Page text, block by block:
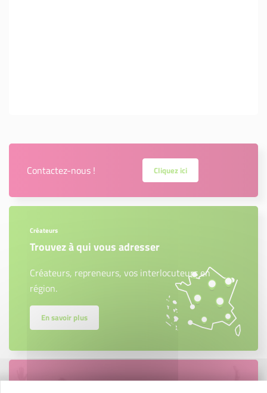
Contactez-nous ! Cliquez ici
Créateurs
Trouvez à qui vous adresser
Créateurs, repreneurs, vos interlocuteurs en
région.
En savoir plus
Accompagnement